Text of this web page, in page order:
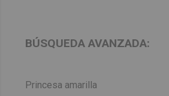
BÚSQUEDA AVANZADA: